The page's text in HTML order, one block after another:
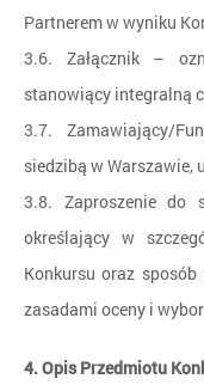
Partnerem w wyniku
3.6. Załącznik –
stanowiący integralną
3.7. Zamawiający/
siedzibą w Warszawie,
3.8. Zaproszenie do
określający w
Konkursu oraz
zasadami oceny i
4. Opis Przedmiotu